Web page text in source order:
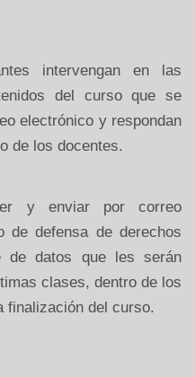
intervengan en las
del curso que se
electrónico y respondan
de los docentes.
y enviar por correo
de defensa de derechos
de datos que les serán
clases, dentro de los
finalización del curso.